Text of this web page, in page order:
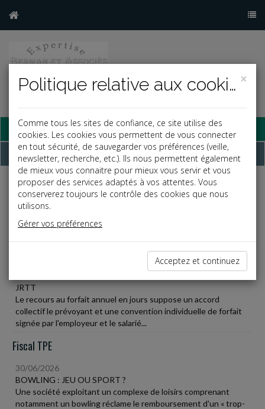
Base documentaire
Dépêches
Liste des dernières dépêches
Social
CONVENTION DE FORFAIT JOURS INVALIDÉE : QUAND
JRTT
Le recours au forfait annuel en jours suppose un accord
collectif le prévoyant et une convention individuelle de forfait
signée par l'employeur et le salarié...
Fiscal TPE
30/06/2026
BOWLING : JEU OU SPORT ?
Une société exploitant un complexe de loisirs comprenant
notamment un bowling réclame le remboursement d'un « trop-
×
Politique relative aux cookies
Comme tous les sites de confiance, ce site utilise des
cookies. Les cookies vous permettent de vous connecter
en tout sécurité, de sauvegarder vos préférences (veille,
newsletter, recherche, etc.). Ils nous permettent également
de mieux vous connaitre pour mieux vous servir et vous
proposer des services adaptés à vos attentes. Vous
conserverez toujours le contrôle des cookies que nous
utilisons.
Gérer vos préférences
Acceptez et continuez